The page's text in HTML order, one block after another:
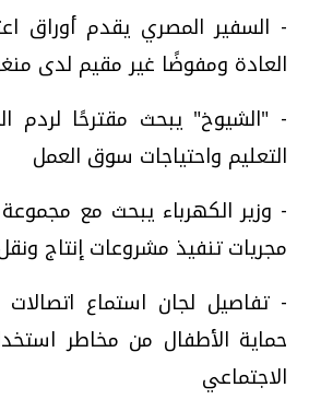
- السفير المصري يقدم أوراق
العادة ومفوضًا غير مقيم لدى
- "الشيوخ" يبحث مقترحًا لردم
التعليم واحتياجات سوق العمل
- وزير الكهرباء يبحث مع
مجريات تنفيذ مشروعات إنتاج
- تفاصيل لجان استماع
حماية الأطفال من مخاطر
الاجتماعي